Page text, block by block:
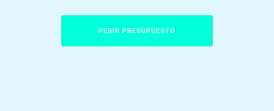
PEDIR PRESUPUESTO